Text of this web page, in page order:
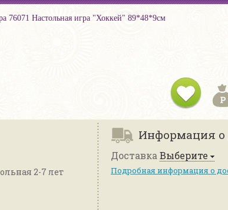
76071 Настольная игра "Хоккей" 89*48*9см
2-7 лет
Информация о
Доставка Выберите
Подробная информация о